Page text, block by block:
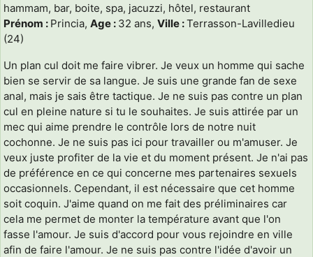
hammam, bar, boite, spa, jacuzzi, hôtel, restaurant
Prénom : Princia, Age : 32 ans, Ville :Terrasson-Lavilledieu
(24)
Un plan cul doit me faire vibrer. Je veux un homme qui sache
bien se servir de sa langue. Je suis une grande fan de sexe
anal, mais je sais être tactique. Je ne suis pas contre un plan
cul en pleine nature si tu le souhaites. Je suis attirée par un
mec qui aime prendre le contrôle lors de notre nuit
cochonne. Je ne suis pas ici pour travailler ou m'amuser. Je
veux juste profiter de la vie et du moment présent. Je n'ai pas
de préférence en ce qui concerne mes partenaires sexuels
occasionnels. Cependant, il est nécessaire que cet homme
soit coquin. J'aime quand on me fait des préliminaires car
cela me permet de monter la température avant que l'on
fasse l'amour. Je suis d'accord pour vous rejoindre en ville
afin de faire l'amour. Je ne suis pas contre l'idée d'avoir un